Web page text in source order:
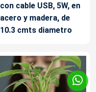
con cable USB, 5W, en
acero y madera, de
10.3 cmts diametro